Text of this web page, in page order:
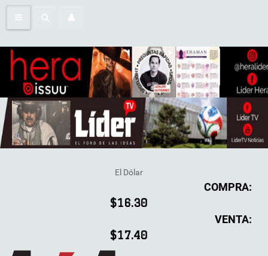
El Dólar
COMPRA:
$16.30
VENTA:
$17.40